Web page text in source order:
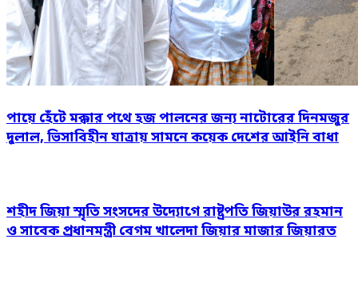
পায়ে হেঁটে মক্কার পথে হজ পালনের জন্য নাটোরের দিনমজুর
দুলাল, ভিসাবিহীন যাত্রায় সামনে কয়েক দেশের আইনি বাধা
শহীদ জিয়া স্মৃতি সংসদের উদ্যোগে রাষ্ট্রপতি জিয়াউর রহমান
ও সাবেক প্রধানমন্ত্রী বেগম খালেদা জিয়ার মাজার জিয়ারত